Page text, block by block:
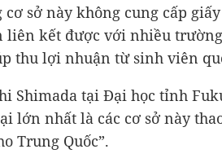
sở này không cung cấp
liên kết được với nhiều
thu lợi nhuận từ sinh viên
Shimada tại Đại học tỉnh
lớn nhất là các cơ sở này
Trung Quốc”.